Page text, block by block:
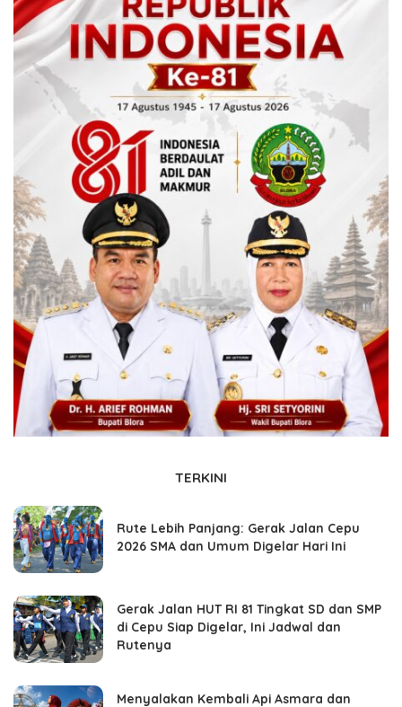
TERKINI
Rute Lebih Panjang: Gerak Jalan Cepu
2026 SMA dan Umum Digelar Hari Ini
Gerak Jalan HUT RI 81 Tingkat SD dan SMP
di Cepu Siap Digelar, Ini Jadwal dan
Rutenya
Menyalakan Kembali Api Asmara dan